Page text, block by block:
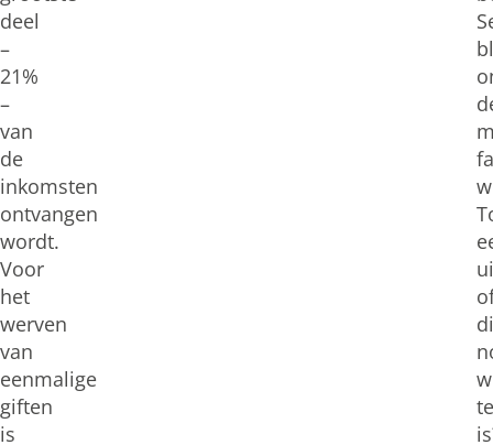
deel
–
21%
–
van
de
inkomsten
ontvangen
wordt.
Voor
het
werven
van
eenmalige
giften
is